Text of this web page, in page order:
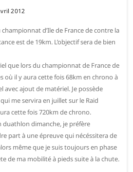
2012
d’Ile de France de contre la
est de 19km. L’objectif sera de bien
que lors du championnat de France de
où il y aura cette fois 68km en chrono à
ajout de matériel. Je possède
me servira en juillet sur le Raid
cette fois 720km de chrono.
duathlon dimanche, je préfère
part à une épreuve qui nécéssitera de
même que je suis toujours en phase
de ma mobilité à pieds suite à la chute.